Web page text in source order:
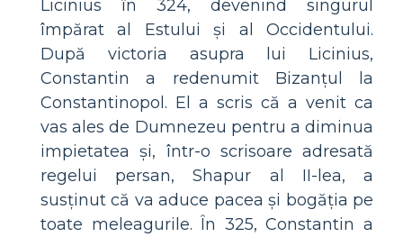
Licinius în 324, devenind singurul
împărat al Estului și al Occidentului.
După victoria asupra lui Licinius,
Constantin a redenumit Bizanțul la
Constantinopol. El a scris că a venit ca
vas ales de Dumnezeu pentru a diminua
impietatea și, într-o scrisoare adresată
regelui persan, Shapur al II-lea, a
susținut că va aduce pacea și bogăția pe
toate meleagurile. În 325, Constantin a